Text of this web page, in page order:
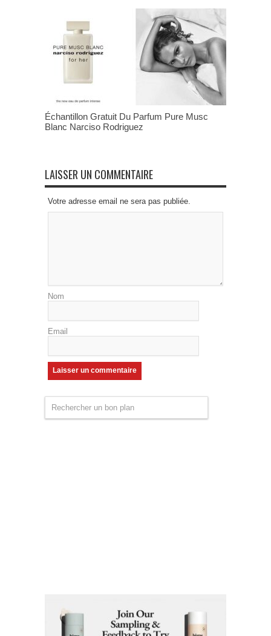
Échantillon Gratuit Du Parfum Pure Musc
Blanc Narciso Rodriguez
LAISSER UN COMMENTAIRE
Votre adresse email ne sera pas publiée.
Nom
Email